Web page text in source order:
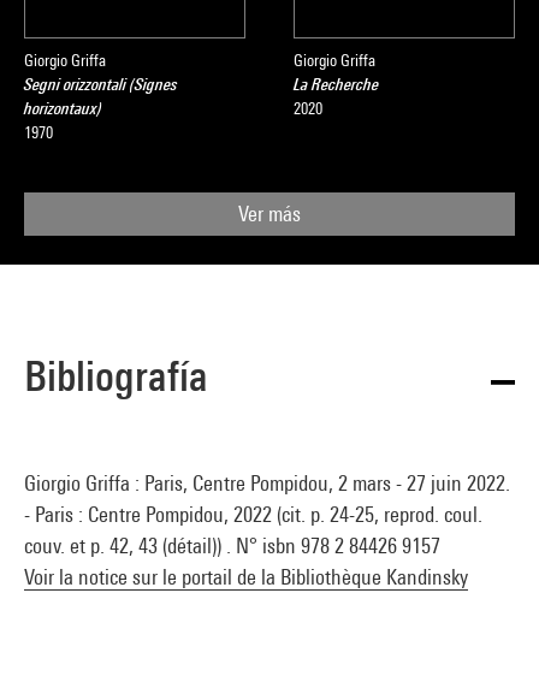
Giorgio Griffa
Segni orizzontali (Signes
horizontaux)
1970
Giorgio Griffa
La Recherche
2020
Ver más
Bibliografía
Giorgio Griffa : Paris, Centre Pompidou, 2 mars - 27 juin 2022.
- Paris : Centre Pompidou, 2022 (cit. p. 24-25, reprod. coul.
couv. et p. 42, 43 (détail)) . N° isbn 978 2 84426 9157
Voir la notice sur le portail de la Bibliothèque Kandinsky